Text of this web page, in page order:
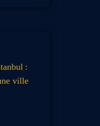
:
ville